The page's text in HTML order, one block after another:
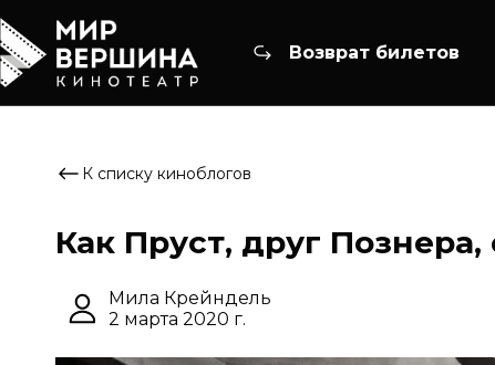
Возврат билетов
К списку киноблогов
Как Пруст, друг
Мила Крейндель
2 марта 2020 г.